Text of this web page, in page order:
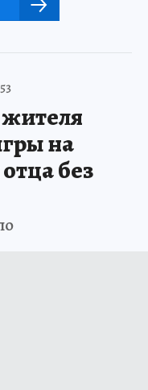
на
без